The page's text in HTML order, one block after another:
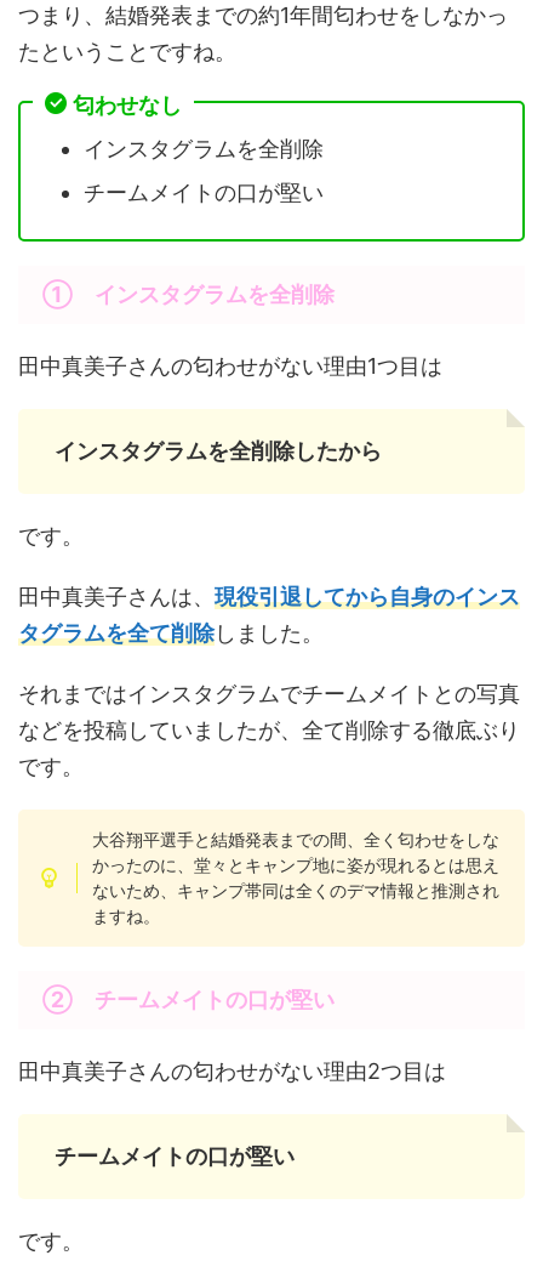
つまり、結婚発表までの約1年間匂わせをしなかっ
たということですね。
匂わせなし
インスタグラムを全削除
チームメイトの口が堅い
① インスタグラムを全削除
田中真美子さんの匂わせがない理由1つ目は
インスタグラムを全削除したから
です。
田中真美子さんは、 現役引退してから自身のインス
タグラムを全て削除しました。
それまではインスタグラムでチームメイトとの写真
などを投稿していましたが、全て削除する徹底ぶり
です。
大谷翔平選手と結婚発表までの間、全く匂わせをしな
かったのに、堂々とキャンプ地に姿が現れるとは思え
ないため、キャンプ帯同は全くのデマ情報と推測され
ますね。
② チームメイトの口が堅い
田中真美子さんの匂わせがない理由2つ目は
チームメイトの口が堅い
です。